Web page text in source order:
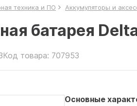
техника и ПО Аккумуляторы и
батарея
Код товара: 707953
Основные